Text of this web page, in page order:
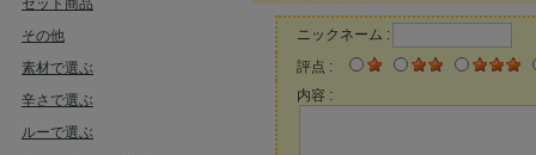
セット商品
その他
素材で選ぶ
辛さで選ぶ
ルーで選ぶ
ニックネーム :
評点 :
内容 :